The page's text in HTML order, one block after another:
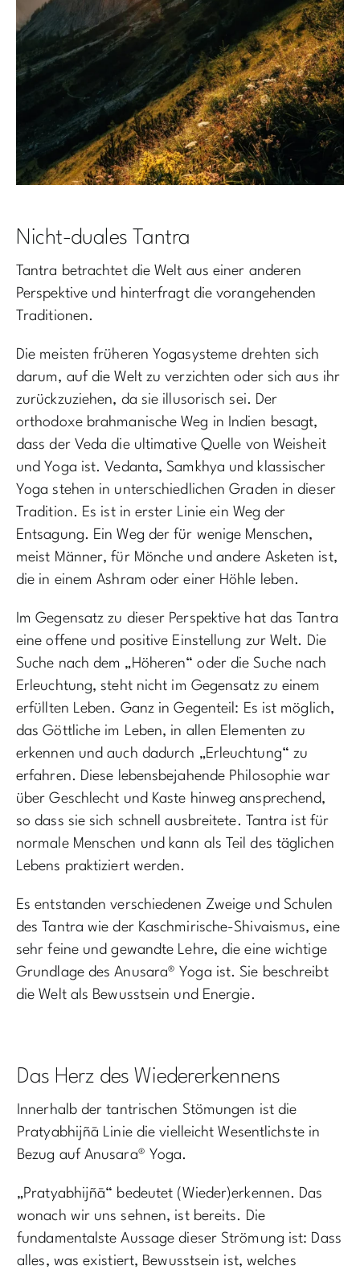
Nicht-duales Tantra
Tantra betrachtet die Welt aus einer anderen
Perspektive und hinterfragt die vorangehenden
Traditionen.
Die meisten früheren Yogasysteme drehten sich
darum, auf die Welt zu verzichten oder sich aus ihr
zurückzuziehen, da sie illusorisch sei. Der
orthodoxe brahmanische Weg in Indien besagt,
dass der Veda die ultimative Quelle von Weisheit
und Yoga ist. Vedanta, Samkhya und klassischer
Yoga stehen in unterschiedlichen Graden in dieser
Tradition. Es ist in erster Linie ein Weg der
Entsagung. Ein Weg der für wenige Menschen,
meist Männer, für Mönche und andere Asketen ist,
die in einem Ashram oder einer Höhle leben.
Im Gegensatz zu dieser Perspektive hat das Tantra
eine offene und positive Einstellung zur Welt. Die
Suche nach dem „Höheren“ oder die Suche nach
Erleuchtung, steht nicht im Gegensatz zu einem
erfüllten Leben. Ganz in Gegenteil: Es ist möglich,
das Göttliche im Leben, in allen Elementen zu
erkennen und auch dadurch „Erleuchtung“ zu
erfahren. Diese lebensbejahende Philosophie war
über Geschlecht und Kaste hinweg ansprechend,
so dass sie sich schnell ausbreitete. Tantra ist für
normale Menschen und kann als Teil des täglichen
Lebens praktiziert werden.
Es entstanden verschiedenen Zweige und Schulen
des Tantra wie der Kaschmirische-Shivaismus, eine
sehr feine und gewandte Lehre, die eine wichtige
Grundlage des Anusara® Yoga ist. Sie beschreibt
die Welt als Bewusstsein und Energie.
Das Herz des Wiedererkennens
Innerhalb der tantrischen Stömungen ist die
Pratyabhijñā Linie die vielleicht Wesentlichste in
Bezug auf Anusara® Yoga.
„Pratyabhijñā“ bedeutet (Wieder)erkennen. Das
wonach wir uns sehnen, ist bereits. Die
fundamentalste Aussage dieser Strömung ist: Dass
alles, was existiert, Bewusstsein ist, welches